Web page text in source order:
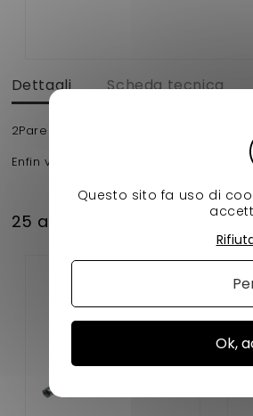
Dettagli Scheda tecnica
2Pare choc avant aixam 500 sl en
Enfin vous avez trouvez votre pare
25 altri prodotti della stessa
Questo sito fa uso di
Ok,